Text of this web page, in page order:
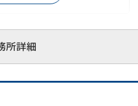
所詳細
面談可能
レスポンスが早い
の買取可